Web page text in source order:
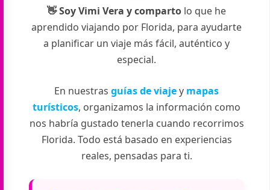
👋 SoyVimi Vera y comparto lo que he
aprendido viajando por Florida, para ayudarte
a planificar un viaje más fácil, auténtico y
especial.
En nuestras guías de viajey mapas
turísticos, organizamos la información como
nos habría gustado tenerla cuando recorrimos
Florida. Todo está basado en experiencias
reales, pensadas para ti.